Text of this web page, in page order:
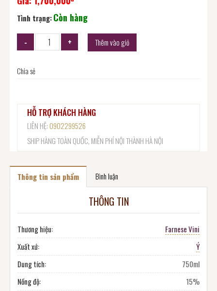
Tình trạng:Còn hàng
Thêm vào giỏ
Chia sẻ
HỖ TRỢ KHÁCH HÀNG
LIÊN HỆ:0902299526
SHIP HÀNG TOÀN QUỐC, MIỄN PHÍ NỘI THÀNH HÀ NỘI
Thông tin sản phẩm Bình luận
THÔNG TIN
Thương hiệu:
Farnese Vini
Xuất xứ:
Ý
Dung tích:
750ml
Nồng độ:
15%